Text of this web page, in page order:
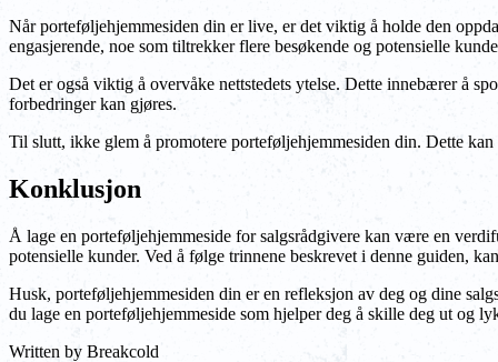
Når porteføljehjemmesiden din er live, er det viktig å holde den
engasjerende, noe som tiltrekker flere besøkende og potensielle
Det er også viktig å overvåke nettstedets ytelse. Dette innebærer å
forbedringer kan gjøres.
Til slutt, ikke glem å promotere porteføljehjemmesiden din. Dette
Konklusjon
Å lage en porteføljehjemmeside for salgsrådgivere kan være en
potensielle kunder. Ved å følge trinnene beskrevet i denne guiden,
Husk, porteføljehjemmesiden din er en refleksjon av deg og dine
du lage en porteføljehjemmeside som hjelper deg å skille deg ut og
Written by Breakcold